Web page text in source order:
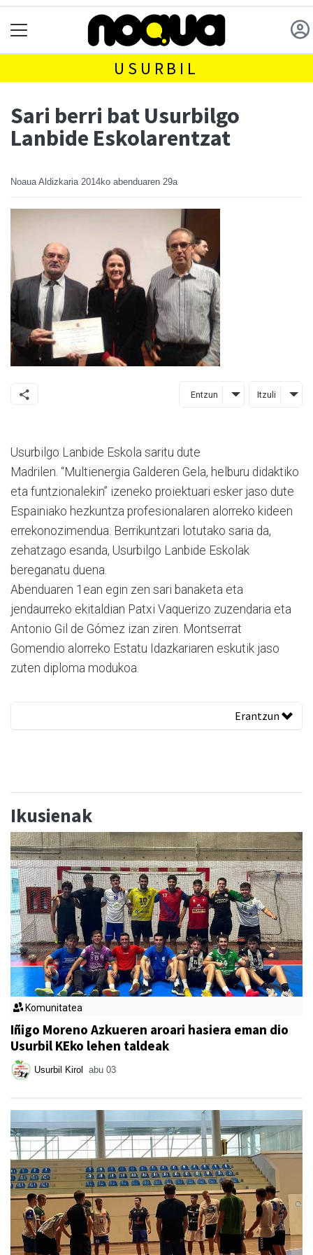
USURBIL
Sari berri bat Usurbilgo
Lanbide Eskolarentzat
Noaua Aldizkaria 2014ko abenduaren 29a
Entzun Itzuli
Usurbilgo Lanbide Eskola saritu dute
Madrilen. “Multienergia Galderen Gela, helburu didaktiko
eta funtzionalekin” izeneko proiektuari esker jaso dute
Espainiako hezkuntza profesionalaren alorreko kideen
errekonozimendua. Berrikuntzari lotutako saria da,
zehatzago esanda, Usurbilgo Lanbide Eskolak
bereganatu duena.
Abenduaren 1ean egin zen sari banaketa eta
jendaurreko ekitaldian Patxi Vaquerizo zuzendaria eta
Antonio Gil de Gómez izan ziren. Montserrat
Gomendio alorreko Estatu Idazkariaren eskutik jaso
zuten diploma modukoa.
Erantzun
Ikusienak
Komunitatea
Iñigo Moreno Azkueren aroari hasiera eman dio
Usurbil KEko lehen taldeak
Usurbil Kirol abu 03